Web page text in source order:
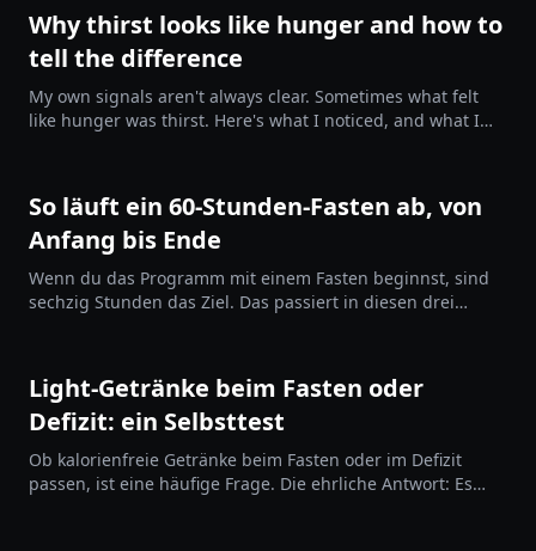
Why thirst looks like hunger and how to
tell the difference
My own signals aren't always clear. Sometimes what felt
like hunger was thirst. Here's what I noticed, and what I
So läuft ein 60-Stunden-Fasten ab, von
Anfang bis Ende
Wenn du das Programm mit einem Fasten beginnst, sind
sechzig Stunden das Ziel. Das passiert in diesen drei
Light-Getränke beim Fasten oder
Defizit: ein Selbsttest
Ob kalorienfreie Getränke beim Fasten oder im Defizit
passen, ist eine häufige Frage. Die ehrliche Antwort: Es